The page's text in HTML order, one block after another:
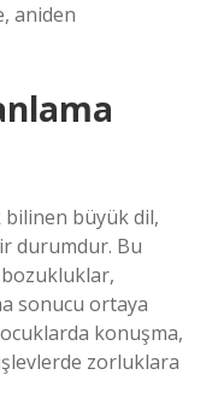
aniden
büyük dil,
durumdur. Bu
sonucu ortaya
konuşma,
zorluklara